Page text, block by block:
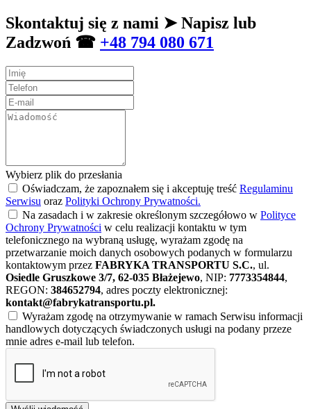
Skontaktuj się z nami ➤ Napisz lub
Zadzwoń ☎ +48 794 080 671
Wybierz plik do przesłania
Oświadczam, że zapoznałem się i akceptuję treść Regulaminu
Serwisu oraz Polityki Ochrony Prywatności.
Na zasadach i w zakresie określonym szczegółowo w Polityce
Ochrony Prywatności w celu realizacji kontaktu w tym
telefonicznego na wybraną usługę, wyrażam zgodę na
przetwarzanie moich danych osobowych podanych w formularzu
kontaktowym przez FABRYKA TRANSPORTU S.C., ul.
Osiedle Gruszkowe 3/7, 62-035 Błażejewo, NIP: 7773354844,
REGON: 384652794, adres poczty elektronicznej:
kontakt@fabrykatransportu.pl.
Wyrażam zgodę na otrzymywanie w ramach Serwisu informacji
handlowych dotyczących świadczonych usługi na podany przeze
mnie adres e-mail lub telefon.